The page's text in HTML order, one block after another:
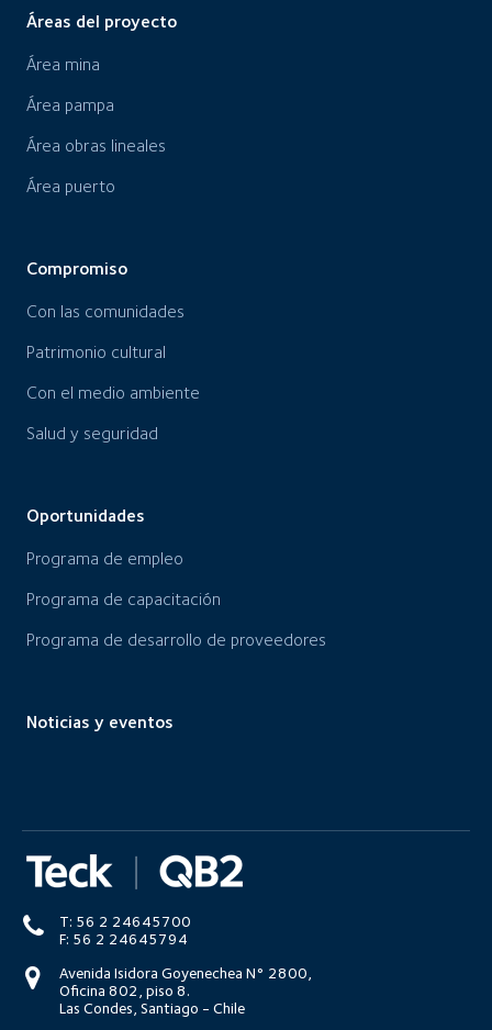
Áreas del proyecto
Área mina
Área pampa
Área obras lineales
Área puerto
Compromiso
Con las comunidades
Patrimonio cultural
Con el medio ambiente
Salud y seguridad
Oportunidades
Programa de empleo
Programa de capacitación
Programa de desarrollo de proveedores
Noticias y eventos
T: 56 2 24645700
F: 56 2 24645794
Avenida Isidora Goyenechea N° 2800,
Oficina 802, piso 8.
Las Condes, Santiago - Chile